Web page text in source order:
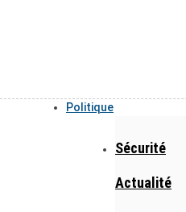
Politique
Sécurité
Actualité